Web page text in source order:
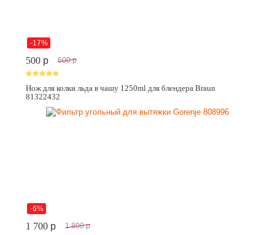
-17%
500 p 600 p
Нож для колки льда в чашу 1250ml для блендера Braun
81322432
-6%
1 700 p 1 800 p